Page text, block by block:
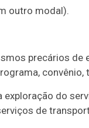
outro modal).
precários
exploração do
de